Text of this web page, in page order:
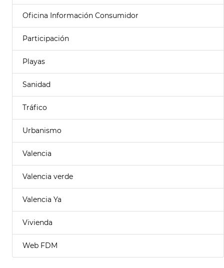
Oficina Información Consumidor
Participación
Playas
Sanidad
Tráfico
Urbanismo
Valencia
Valencia verde
Valencia Ya
Vivienda
Web FDM